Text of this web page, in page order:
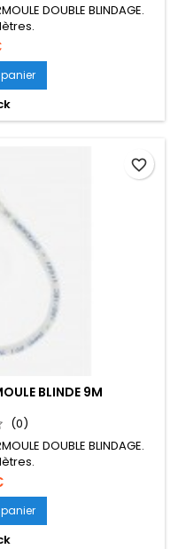
DOUBLE BLINDAGE.
BLINDE 9M
(0)
DOUBLE BLINDAGE.
favorite_border